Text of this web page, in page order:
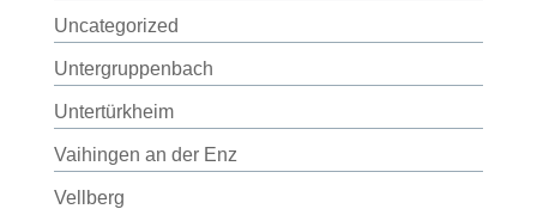
Uncategorized
Untergruppenbach
Untertürkheim
Vaihingen an der Enz
Vellberg